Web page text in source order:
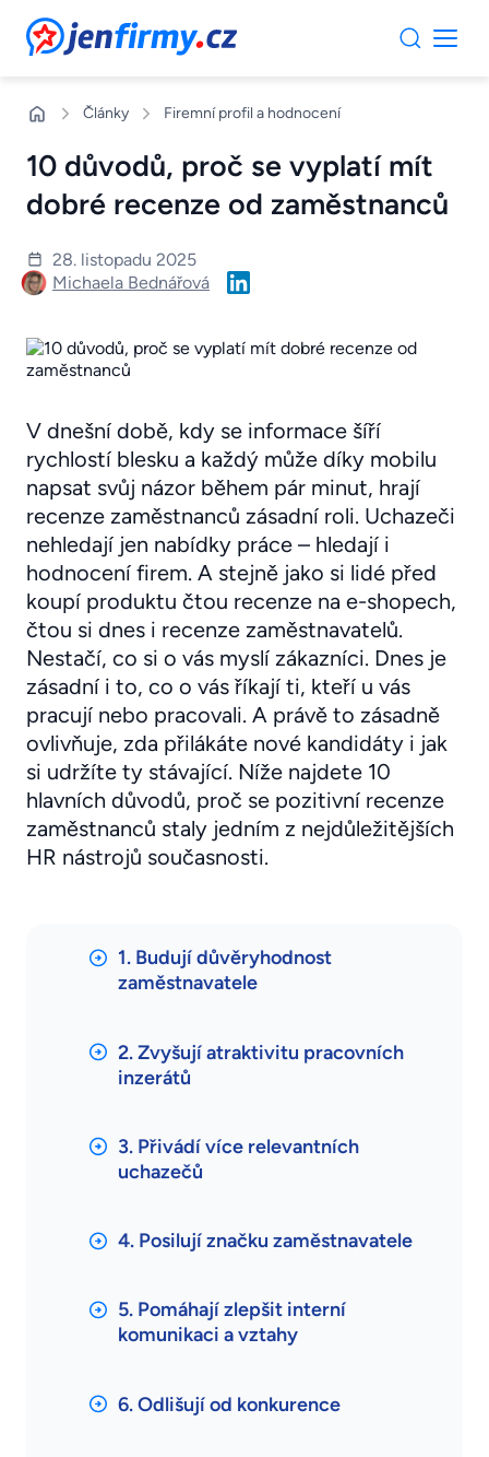
JenFirmy.cz
Články Firemní profil a hodnocení
10 důvodů, proč se vyplatí mít
dobré recenze od zaměstnanců
28. listopadu 2025
Michaela Bednářová
V dnešní době, kdy se informace šíří
rychlostí blesku a každý může díky mobilu
napsat svůj názor během pár minut, hrají
recenze zaměstnanců zásadní roli. Uchazeči
nehledají jen nabídky práce – hledají i
hodnocení firem. A stejně jako si lidé před
koupí produktu čtou recenze na e-shopech,
čtou si dnes i recenze zaměstnavatelů.
Nestačí, co si o vás myslí zákazníci. Dnes je
zásadní i to, co o vás říkají ti, kteří u vás
pracují nebo pracovali. A právě to zásadně
ovlivňuje, zda přilákáte nové kandidáty i jak
si udržíte ty stávající. Níže najdete 10
hlavních důvodů, proč se pozitivní recenze
zaměstnanců staly jedním z nejdůležitějších
HR nástrojů současnosti.
1. Budují důvěryhodnost
zaměstnavatele
2. Zvyšují atraktivitu pracovních
inzerátů
3. Přivádí více relevantních
uchazečů
4. Posilují značku zaměstnavatele
5. Pomáhají zlepšit interní
komunikaci a vztahy
6. Odlišují od konkurence